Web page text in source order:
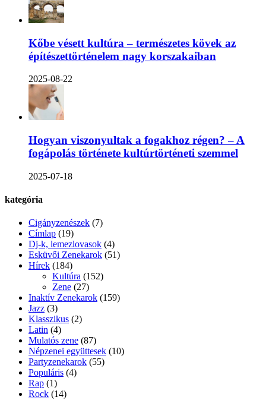
Kőbe vésett kultúra – természetes kövek az
építészettörténelem nagy korszakaiban
2025-08-22
Hogyan viszonyultak a fogakhoz régen? – A
fogápolás története kultúrtörténeti szemmel
2025-07-18
kategória
Cigányzenészek (7)
Címlap (19)
Dj-k, lemezlovasok (4)
Esküvői Zenekarok (51)
Hírek (184)
Kultúra (152)
Zene (27)
Inaktív Zenekarok (159)
Jazz (3)
Klasszikus (2)
Latin (4)
Mulatós zene (87)
Népzenei együttesek (10)
Partyzenekarok (55)
Populáris (4)
Rap (1)
Rock (14)